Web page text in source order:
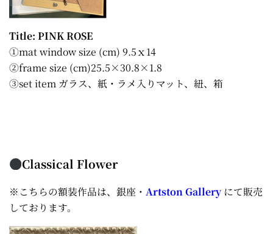
Title: PINK ROSE
①mat window size (cm) 9.5ｘ14
②frame size (cm)25.5×30.8×1.8
③set item ガラス、紙・ラメ入りマット、紐、箱
Classical Flower
※こちらの額装作品は、銀座・ Artston Gallery にて販売
しております。